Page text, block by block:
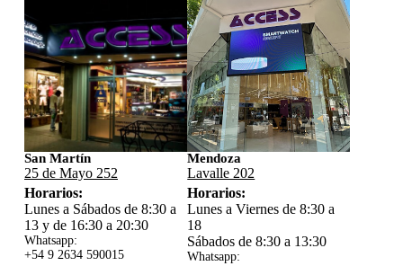
San Martín
25 de Mayo 252
Horarios:
Lunes a Sábados de 8:30 a
13 y de 16:30 a 20:30
Whatsapp:
+54 9 2634 590015
Mendoza
Lavalle 202
Horarios:
Lunes a Viernes de 8:30 a
18
Sábados de 8:30 a 13:30
Whatsapp: